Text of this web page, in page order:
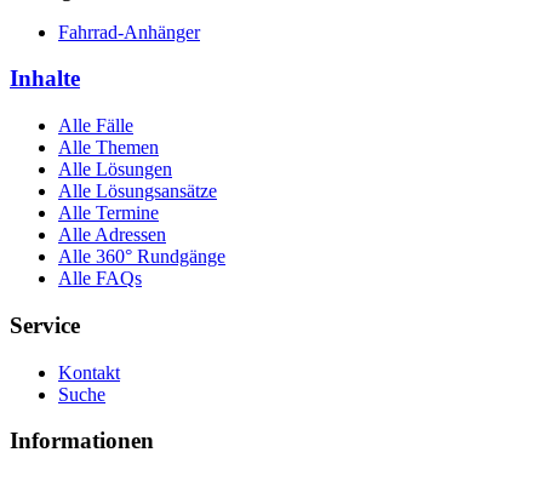
Fahrrad-Anhänger
Inhalte
Alle Fälle
Alle Themen
Alle Lösungen
Alle Lösungsansätze
Alle Termine
Alle Adressen
Alle 360° Rundgänge
Alle FAQs
Service
Kontakt
Suche
Informationen